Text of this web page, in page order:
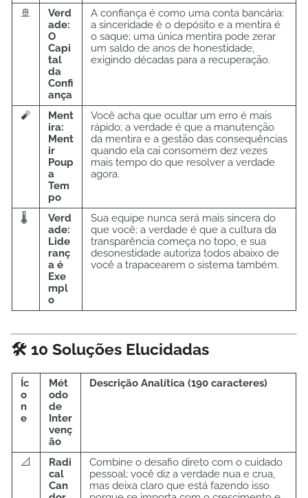
🚢
Verd
ade:
O
Capi
tal
da
Confi
ança
A confiança é como uma conta bancária:
a sinceridade é o depósito e a mentira é
o saque; uma única mentira pode zerar
um saldo de anos de honestidade,
exigindo décadas para a recuperação.
🧨
Ment
ira:
Ment
ir
Poup
a
Tem
po
Você acha que ocultar um erro é mais
rápido; a verdade é que a manutenção
da mentira e a gestão das consequências
quando ela cai consomem dez vezes
mais tempo do que resolver a verdade
agora.
🌡️
Verd
ade:
Lide
ranç
a é
Exe
mpl
o
Sua equipe nunca será mais sincera do
que você; a verdade é que a cultura da
transparência começa no topo, e sua
desonestidade autoriza todos abaixo de
você a trapacearem o sistema também.
🛠️ 10 Soluções Elucidadas
Íc
o
n
e
Mét
odo
de
Inter
venç
ão
Descrição Analítica (190 caracteres)
📐
Radi
cal
Can
Combine o desafio direto com o cuidado
pessoal; você diz a verdade nua e crua,
mas deixa claro que está fazendo isso